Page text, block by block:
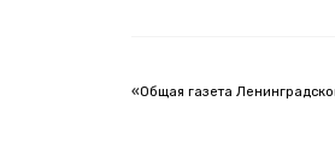
«Общая газета